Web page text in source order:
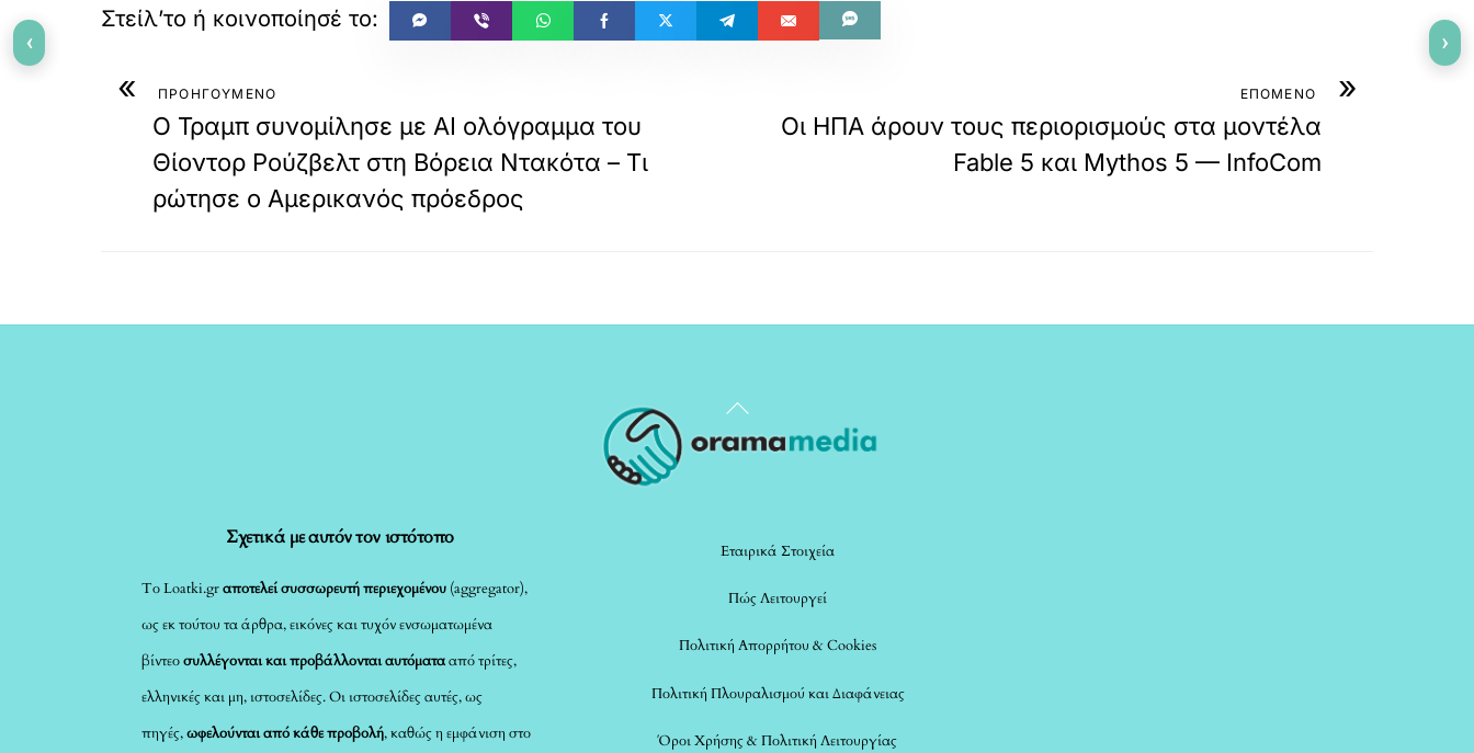
« ΠΡΟΗΓΟΥΜΕΝΟ
Ο Τραμπ συνομίλησε με AI ολόγραμμα του
Θίοντορ Ρούζβελτ στη Βόρεια Ντακότα – Τι
ρώτησε ο Αμερικανός πρόεδρος
»
ΕΠΟΜΕΝΟ
Οι ΗΠΑ άρουν τους περιορισμούς στα μοντέλα
Fable 5 και Mythos 5 — InfoCom
Back
To
Σχετικά με αυτόν τον ιστότοπο
Το Loatki.grαποτελεί συσσωρευτή περιεχομένου (aggregator),
ως εκ τούτου τα άρθρα, εικόνες και τυχόν ενσωματωμένα
βίντεοσυλλέγονται και προβάλλονται αυτόματααπό τρίτες,
ελληνικές και μη, ιστοσελίδες. Οι ιστοσελίδες αυτές, ως
πηγές,ωφελούνται από κάθε προβολή, καθώς η εμφάνιση στο
Εταιρικά Στοιχεία
Πώς Λειτουργεί
Πολιτική Απορρήτου & Cookies
Πολιτική Πλουραλισμού και Διαφάνειας
Όροι Χρήσης & Πολιτική Λειτουργίας
‹ ›